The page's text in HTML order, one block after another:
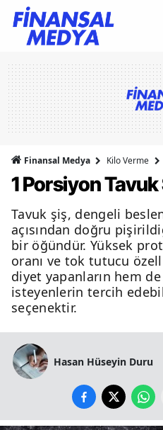
Finansal Medya Kilo Verme
1 Porsiyon
Tavuk şiş, dengeli
açısından doğru
bir öğündür. Yüksek
oranı ve tok tutucu
diyet yapanların hem
isteyenlerin tercih
seçenektir.
Hasan Hüseyin Duru